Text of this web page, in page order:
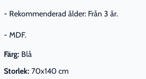
- Rekommenderad ålder: Från 3 år.
- MDF.
Färg: Blå
Storlek: 70x140 cm